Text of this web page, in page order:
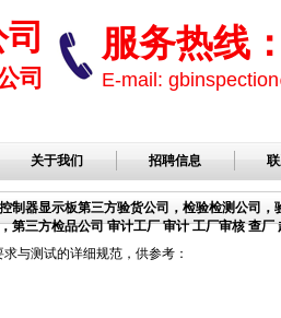
司
服务热线
E-mail:
关于我们 招聘信息
制器显示板第三方验货公司，检验检测公司
第三方检品公司 审计工厂 审计 工厂审核 查
检品公司，验货服务
与测试的详细规范，供参考：